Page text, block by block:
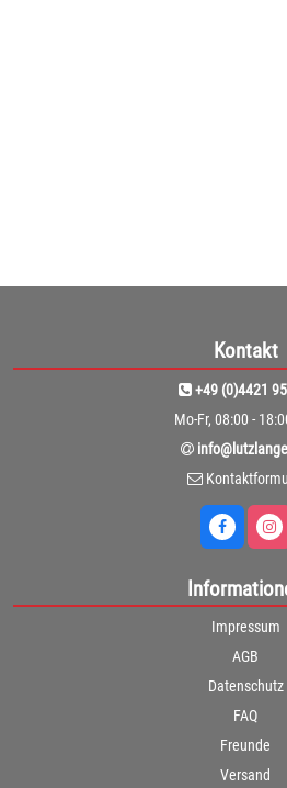
Kontakt
+49 (0)4421
Mo-Fr, 08:00 -
Impressum
AGB
Datenschutz
FAQ
Freunde
Versand